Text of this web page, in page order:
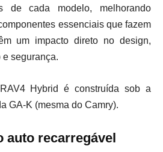
de cada modelo, melhorando
essenciais que fazem
um impacto direto no design,
segurança.
Hybrid é construída sob a
GA-K (mesma do Camry).
auto recarregável